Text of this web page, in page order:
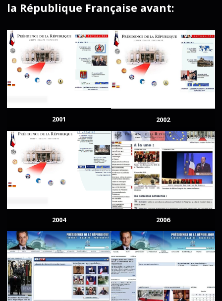
la République Française avant:
2001 2002
2004 2006